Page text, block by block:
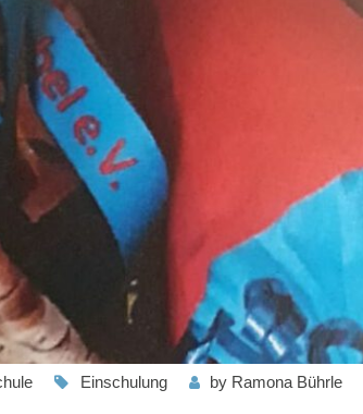
Einschulung by Ramona Bührle